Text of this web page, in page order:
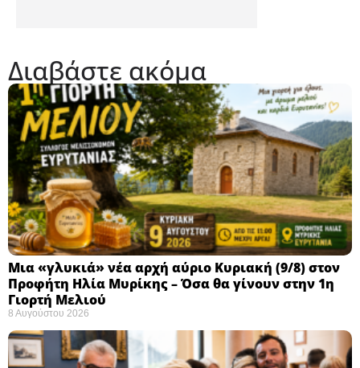
Διαβάστε ακόμα
Μια «γλυκιά» νέα αρχή αύριο Κυριακή (9/8) στον
Προφήτη Ηλία Μυρίκης – Όσα θα γίνουν στην 1η
Γιορτή Μελιού
8 Αυγούστου 2026